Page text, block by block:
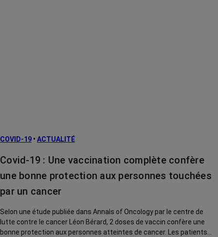
COVID-19 • ACTUALITÉ
Covid-19 : Une vaccination complète confère
une bonne protection aux personnes touchées
par un cancer
Selon une étude publiée dans Annals of Oncology par le centre de
lutte contre le cancer Léon Bérard, 2 doses de vaccin confère une
bonne protection aux personnes atteintes de cancer. Les patients